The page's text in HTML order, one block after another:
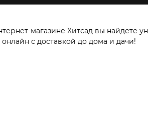
магазине Хитсад вы найдете
с доставкой до дома и дачи!